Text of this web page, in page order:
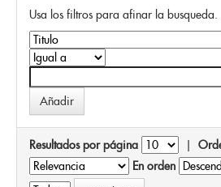
Usa los filtros para afinar la busqueda.
Resultados por página |
En orden